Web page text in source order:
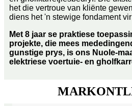
het die vertroue van kliënte
diens het 'n stewige fondament
Met 8 jaar se praktiese
projekte, die mees
gunstige prys, is ons Nuole-
elektriese voertuie- en